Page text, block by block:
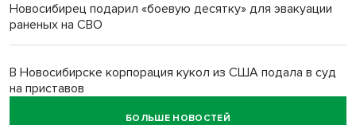
Новосибирец подарил «боевую десятку» для эвакуации
раненых на СВО
В Новосибирске корпорация кукол из США подала в суд
на приставов
БОЛЬШЕ НОВОСТЕЙ